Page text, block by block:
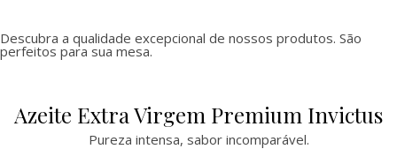
Descubra a qualidade excepcional de nossos produtos. São
perfeitos para sua mesa.
Azeite Extra Virgem Premium Invictus
Pureza intensa, sabor incomparável.